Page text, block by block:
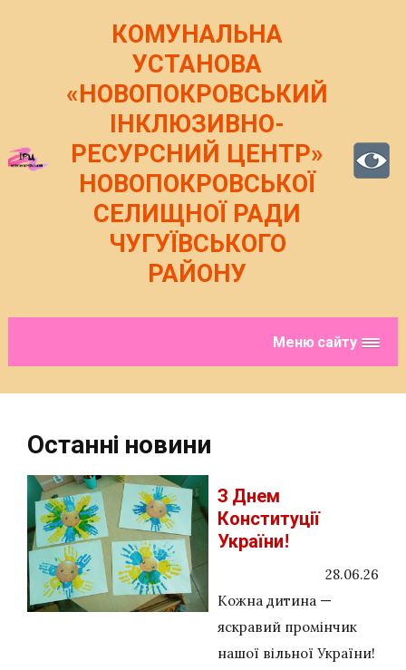
content
КОМУНАЛЬНА
УСТАНОВА
«НОВОПОКРОВСЬКИЙ
ІНКЛЮЗИВНО-
РЕСУРСНИЙ ЦЕНТР»
НОВОПОКРОВСЬКОЇ
СЕЛИЩНОЇ РАДИ
ЧУГУЇВСЬКОГО
РАЙОНУ
Меню сайту
Останні новини
З Днем
Конституції
України!
28.06.26
Кожна дитина —
яскравий промінчик
нашої вільної України!